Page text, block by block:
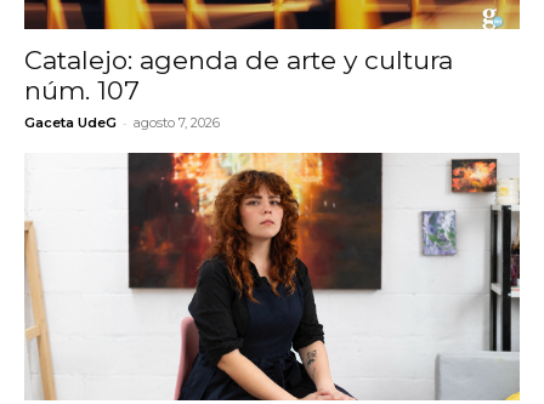
Catalejo: agenda de arte y cultura
núm. 107
Gaceta UdeG - agosto 7, 2026